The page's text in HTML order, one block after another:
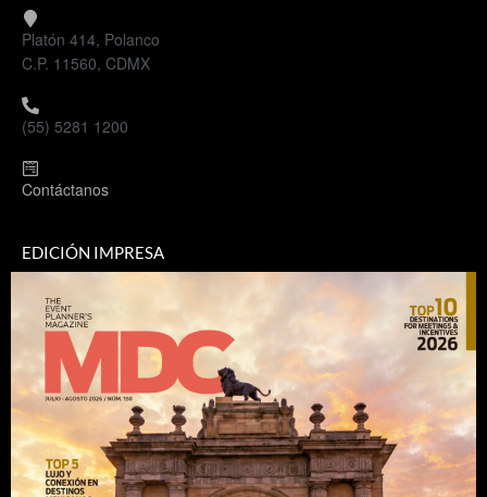
Platón 414, Polanco
C.P. 11560, CDMX
(55) 5281 1200
Contáctanos
EDICIÓN IMPRESA